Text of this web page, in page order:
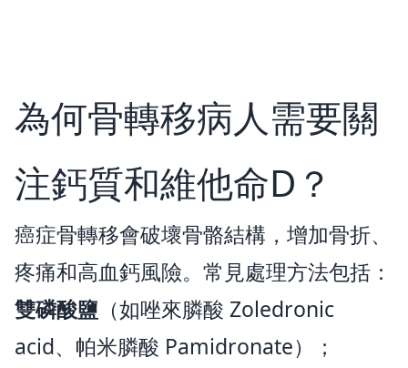
為何骨轉移病人需要關
注鈣質和維他命D？
癌症骨轉移會破壞骨骼結構，增加骨折、
疼痛和高血鈣風險。常見處理方法包括：
雙磷酸鹽 （如唑來膦酸 Zoledronic
acid、帕米膦酸 Pamidronate）；